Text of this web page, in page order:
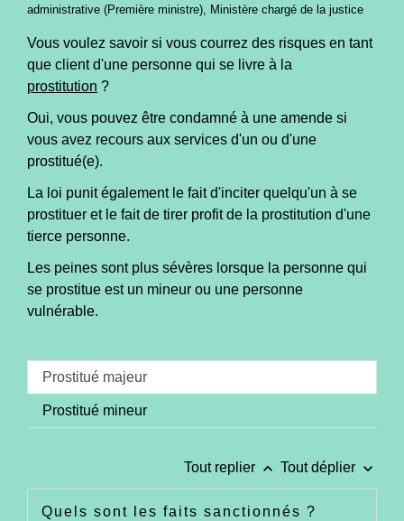
administrative (Première ministre), Ministère chargé de la justice
Vous voulez savoir si vous courrez des risques en tant
que client d'une personne qui se livre à la
prostitution ?
Oui, vous pouvez être condamné à une amende si
vous avez recours aux services d'un ou d'une
prostitué(e).
La loi punit également le fait d'inciter quelqu'un à se
prostituer et le fait de tirer profit de la prostitution d'une
tierce personne.
Les peines sont plus sévères lorsque la personne qui
se prostitue est un mineur ou une personne
vulnérable.
Prostitué majeur
Prostitué mineur
Tout replier keyboard_arrow_up Tout déplier keyboard_arrow_down
Quels sont les faits sanctionnés ?